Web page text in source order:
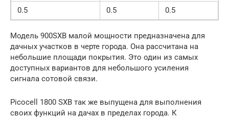
0.5
0.5 0.5
Модель 900SXB малой мощности предназначена для
дачных участков в черте города. Она рассчитана на
небольшие площади покрытия. Это один из самых
доступных вариантов для небольшого усиления
сигнала сотовой связи.
Picocell 1800 SXB так же выпущена для выполнения
своих функций на дачах в пределах города. К